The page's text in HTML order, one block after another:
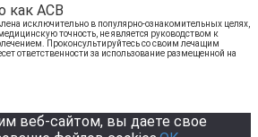
как ACB
исключительно в популярно-ознакомительных целях,
точность, не является руководством к
Проконсультируйтесь со своим лечащим
ответственности за использование размещенной на
веб-сайтом, вы даете свое